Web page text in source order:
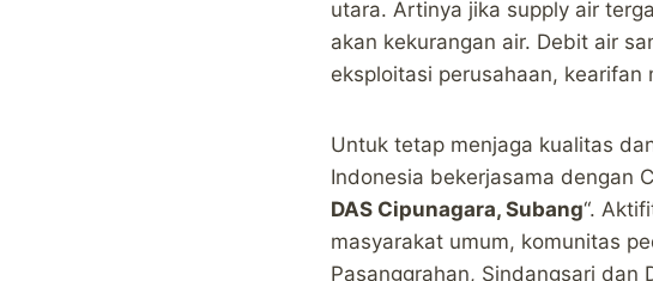
utara. Artinya jika supply air
akan kekurangan air. Debit air
eksploitasi perusahaan,
Untuk tetap menjaga kualitas
Indonesia bekerjasama dengan
DAS Cipunagara, Subang“.
masyarakat umum, komunitas
Pasanggrahan, Sindangsari dan